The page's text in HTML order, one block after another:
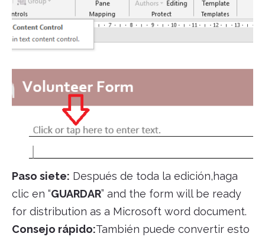
Paso siete: Después de toda la edición,haga
clic en “GUARDAR” and the form will be ready
for distribution as a Microsoft word document.
Consejo rápido:También puede convertir esto